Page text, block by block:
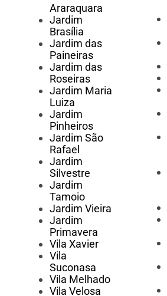
Araraquara
Jardim
Brasília
Jardim das
Paineiras
Jardim das
Roseiras
Jardim Maria
Luiza
Jardim
Pinheiros
Jardim São
Rafael
Jardim
Silvestre
Jardim
Tamoio
Jardim Vieira
Jardim
Primavera
Vila Xavier
Vila
Suconasa
Vila Melhado
Vila Velosa